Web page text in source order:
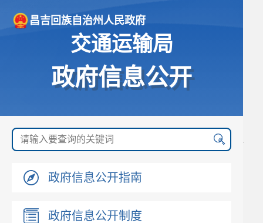
昌吉回族自治州人民政府
交通运输局
政府信息公开
政府信息公开指南
政府信息公开制度